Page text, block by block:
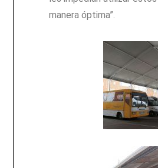
manera óptima”.